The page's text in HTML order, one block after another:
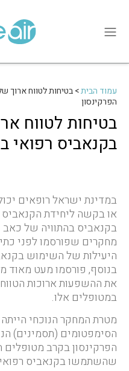
עמוד הבית>בטיחות לטווח ארוך
הפרקינסון
בטיחות לטווח
בקנאביס רפואי
במדינת ישראל רופאים
או בקשה ליחידת
בקנאביס בהתוויה של
מחקרים שפורסמו לפני
היעילות של השימוש
בנוסף, פורסמו מעט מאוד
את ההשפעות ארוכות
במטופלים אלו.
מטרת המחקר הנוכחי
הסימפטומים (תסמינים)
הפרקינסון בקרב
שהשתמשו בקנאביס